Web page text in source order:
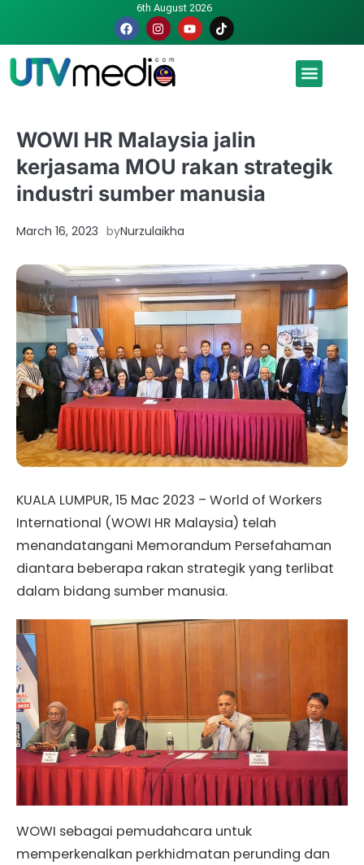
6th August 2026
WOWI HR Malaysia jalin
kerjasama MOU rakan strategik
industri sumber manusia
March 16, 2023 byNurzulaikha
KUALA LUMPUR, 15 Mac 2023 – World of Workers
International (WOWI HR Malaysia) telah
menandatangani Memorandum Persefahaman
diantara beberapa rakan strategik yang terlibat
dalam bidang sumber manusia.
WOWI sebagai pemudahcara untuk
memperkenalkan perkhidmatan perunding dan